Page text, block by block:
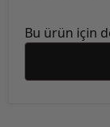
Bu ürün için